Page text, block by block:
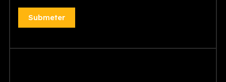
Submeter